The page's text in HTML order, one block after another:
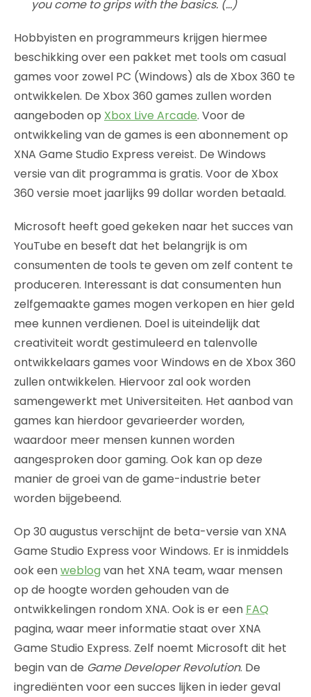
you come to grips with the basics. (…)
Hobbyisten en programmeurs krijgen hiermee
beschikking over een pakket met tools om casual
games voor zowel PC (Windows) als de Xbox 360 te
ontwikkelen. De Xbox 360 games zullen worden
aangeboden op Xbox Live Arcade. Voor de
ontwikkeling van de games is een abonnement op
XNA Game Studio Express vereist. De Windows
versie van dit programma is gratis. Voor de Xbox
360 versie moet jaarlijks 99 dollar worden betaald.
Microsoft heeft goed gekeken naar het succes van
YouTube en beseft dat het belangrijk is om
consumenten de tools te geven om zelf content te
produceren. Interessant is dat consumenten hun
zelfgemaakte games mogen verkopen en hier geld
mee kunnen verdienen. Doel is uiteindelijk dat
creativiteit wordt gestimuleerd en talenvolle
ontwikkelaars games voor Windows en de Xbox 360
zullen ontwikkelen. Hiervoor zal ook worden
samengewerkt met Universiteiten. Het aanbod van
games kan hierdoor gevarieerder worden,
waardoor meer mensen kunnen worden
aangesproken door gaming. Ook kan op deze
manier de groei van de game-industrie beter
worden bijgebeend.
Op 30 augustus verschijnt de beta-versie van XNA
Game Studio Express voor Windows. Er is inmiddels
ook eenweblog van het XNA team, waar mensen
op de hoogte worden gehouden van de
ontwikkelingen rondom XNA. Ook is er een FAQ
pagina, waar meer informatie staat over XNA
Game Studio Express. Zelf noemt Microsoft dit het
begin van de Game Developer Revolution. De
ingrediënten voor een succes lijken in ieder geval